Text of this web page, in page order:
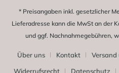
* Preisangaben inkl. gesetzlicher
Lieferadresse kann die MwSt an der
und ggf. Nachnahmegebühren,
Über uns Kontakt
Widerrufsrecht
Datenschutz